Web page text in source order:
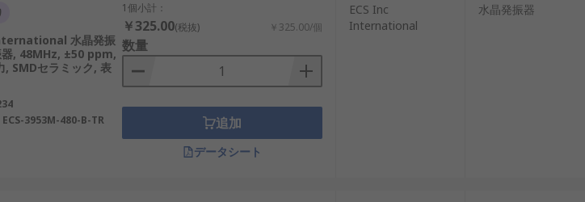
機器、スマートウォッチ。
療機器。
センサー、ウェアラブル端末。
: デジタル時計、通信ルーター。
水晶発振
器, 48MHz, ±50 ppm,
, SMDセラミック, 表
ECS-3953M-480-B-TR
1個小計：
￥325.00(税抜) ￥325.00/個
数量
追加
データシート
ECS Inc
International
水晶発振器